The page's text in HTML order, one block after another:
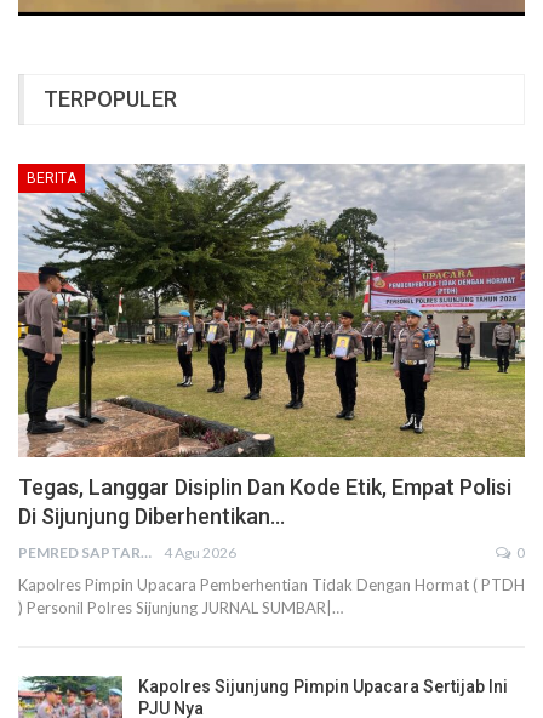
TERPOPULER
BERITA
Tegas, Langgar Disiplin Dan Kode Etik, Empat Polisi
Di Sijunjung Diberhentikan…
PEMRED SAPTARIUS 4 Agu 2026 0
Kapolres Pimpin Upacara Pemberhentian Tidak Dengan Hormat ( PTDH
) Personil Polres Sijunjung JURNAL SUMBAR|…
Kapolres Sijunjung Pimpin Upacara Sertijab Ini
PJU Nya